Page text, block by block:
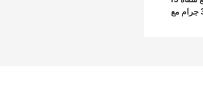
جرام و 30 جرام مع